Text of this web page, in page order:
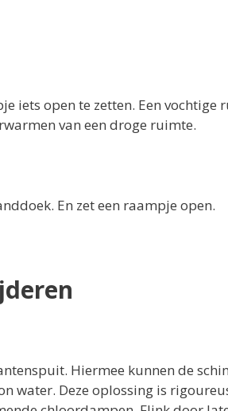
iets open te zetten. Een vochtige
van een droge ruimte.
En zet een raampje open.
Hiermee kunnen de
water. Deze oplossing is